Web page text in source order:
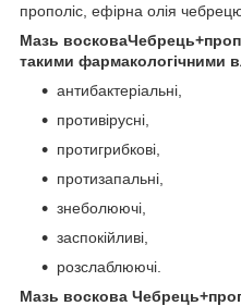
прополіс, ефірна олія
Мазь
такими фармакологічними
антибактеріальні,
противірусні,
протигрибкові,
протизапальні,
знеболюючі,
заспокійливі,
розслаблюючі.
Мазь воскова